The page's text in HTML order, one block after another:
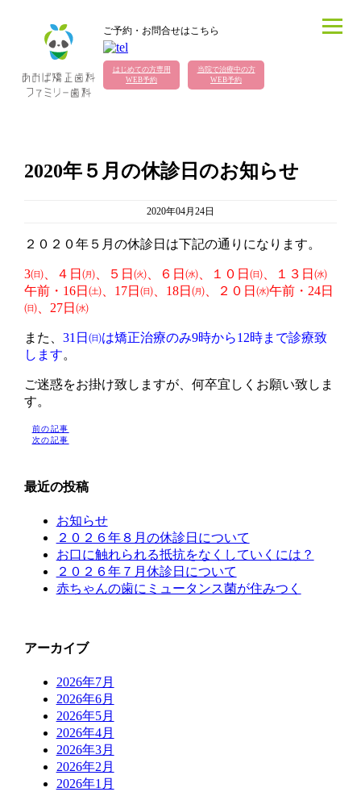
ご予約・お問合せはこちら
はじめての方専用
WEB予約
当院で治療中の方
WEB予約
2020年５月の休診日のお知らせ
2020年04月24日
２０２０年５月の休診日は下記の通りになります。
3㈰、４日㈪、５日㈫、６日㈬、１０日㈰、１３日㈬
午前・16日㈯、17日㈰、18日㈪、２０日㈬午前・24日
㈰、27日㈬
また、 31日㈰は矯正治療のみ9時から12時まで診療致
します。
ご迷惑をお掛け致しますが、何卒宜しくお願い致しま
す。
前の記事
次の記事
最近の投稿
お知らせ
２０２６年８月の休診日について
お口に触れられる抵抗をなくしていくには？
２０２６年７月休診日について
赤ちゃんの歯にミュータンス菌が住みつく
アーカイブ
2026年7月
2026年6月
2026年5月
2026年4月
2026年3月
2026年2月
2026年1月